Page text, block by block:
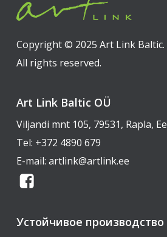
Copyright © 2025 Art Link Baltic.
All rights reserved.
Art Link Baltic OÜ
Viljandi mnt 105, 79531, Rapla,
Tel: +372 4890 679
E-mail: artlink@artlink.ee
Устойчивое производство